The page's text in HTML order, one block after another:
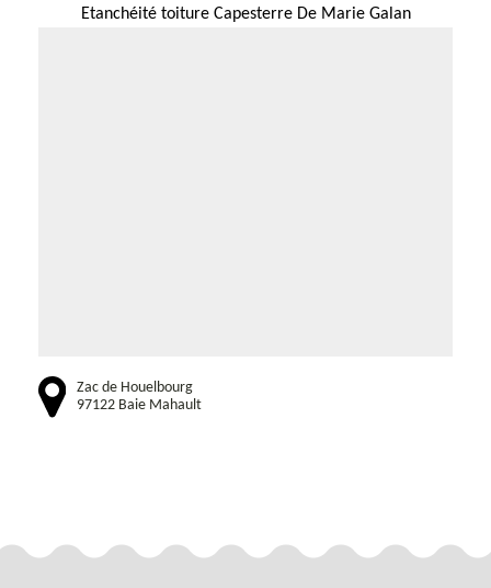
Etanchéité toiture Capesterre De Marie Galan
Zac de Houelbourg
97122 Baie Mahault